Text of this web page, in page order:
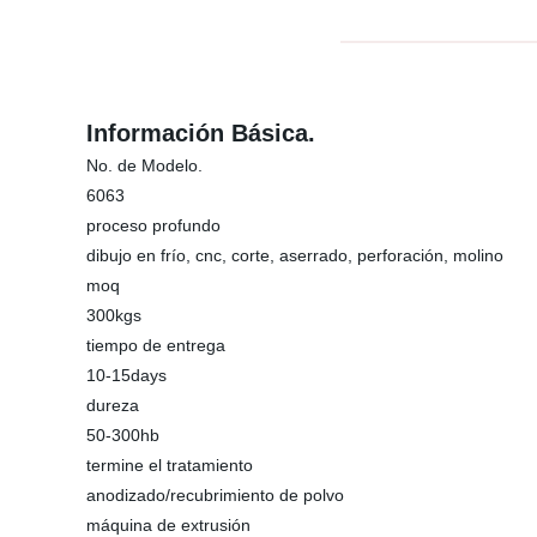
Información Básica.
No. de Modelo.
6063
proceso profundo
dibujo en frío, cnc, corte, aserrado, perforación, molino
moq
300kgs
tiempo de entrega
10-15days
dureza
50-300hb
termine el tratamiento
anodizado/recubrimiento de polvo
máquina de extrusión